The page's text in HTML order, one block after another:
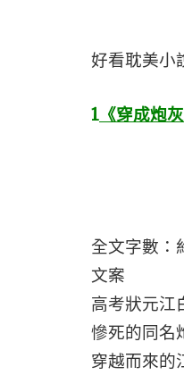
好看耽美小
1 《穿成炮
全文字數：
文案
高考狀元江
慘死的同名
穿越而來的